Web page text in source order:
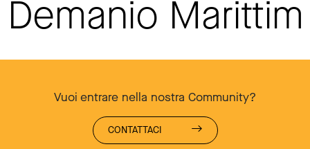
Demanio
Vuoi entrare nella nostra Community?
CONTATTACI